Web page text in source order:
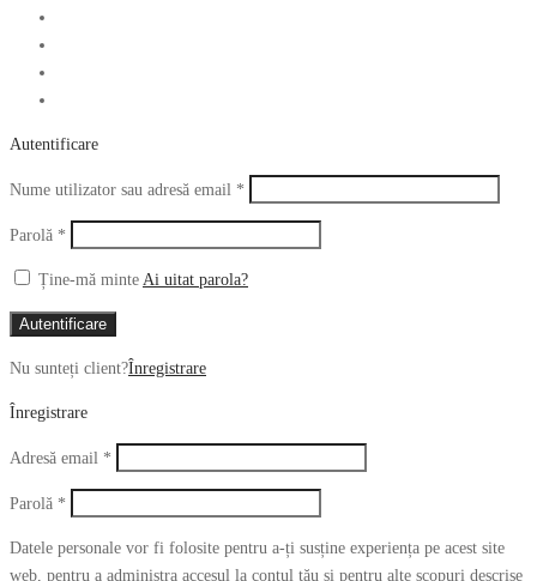
Autentificare
Nume utilizator sau adresă email *
Parolă *
Ține-mă minte Ai uitat parola?
Autentificare
Nu sunteți client?Înregistrare
Înregistrare
Adresă email *
Parolă *
Datele personale vor fi folosite pentru a-ți susține experiența pe acest site
web, pentru a administra accesul la contul tău și pentru alte scopuri descrise